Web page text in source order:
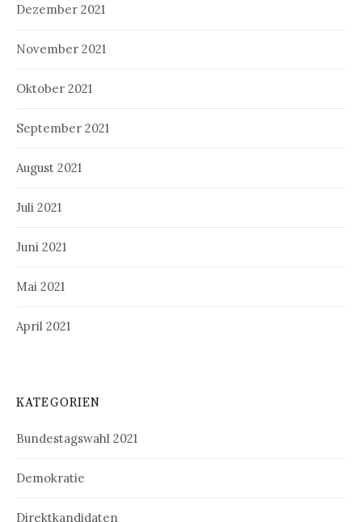
Dezember 2021
November 2021
Oktober 2021
September 2021
August 2021
Juli 2021
Juni 2021
Mai 2021
April 2021
KATEGORIEN
Bundestagswahl 2021
Demokratie
Direktkandidaten